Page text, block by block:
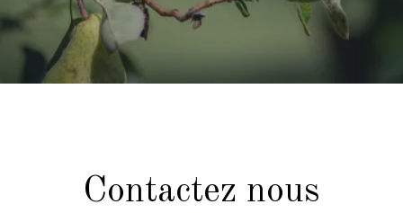
Contactez nous